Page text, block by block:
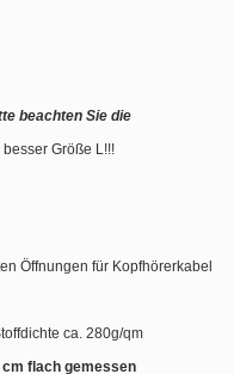
beachten Sie die
Größe L!!!
Öffnungen für Kopfhörerkabel
ca. 280g/qm
flach gemessen